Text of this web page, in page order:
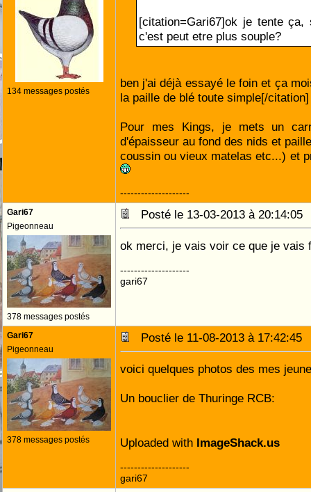
134 messages postés
[citation=Gari67]ok je tente
c'est peut etre plus souple?
ben j'ai déjà essayé le foin et ça
la paille de blé toute simple[/citation]
Pour mes Kings, je mets un
d'épaisseur au fond des nids et
coussin ou vieux matelas etc...) et
--------------------
Gari67
Pigeonneau
378 messages postés
Posté le 13-03-2013 à
ok merci, je vais voir ce que je vais
--------------------
gari67
Gari67
Pigeonneau
378 messages postés
Posté le 11-08-2013 à
voici quelques photos des mes
Un bouclier de Thuringe RCB:
Uploaded with ImageShack.us
--------------------
gari67